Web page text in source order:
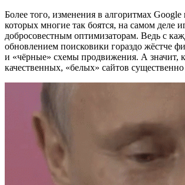
Более того, изменения в алгоритмах Google
которых многие так боятся, на самом деле
добросовестным оптимизаторам. Ведь с
обновлением поисковики гораздо жёстче
и «чёрные» схемы продвижения. А значит,
качественных, «белых» сайтов